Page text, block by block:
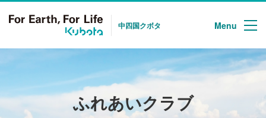
中四国クボタ Menu
ふれあいクラブ